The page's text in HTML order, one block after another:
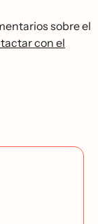
sobre el
con el